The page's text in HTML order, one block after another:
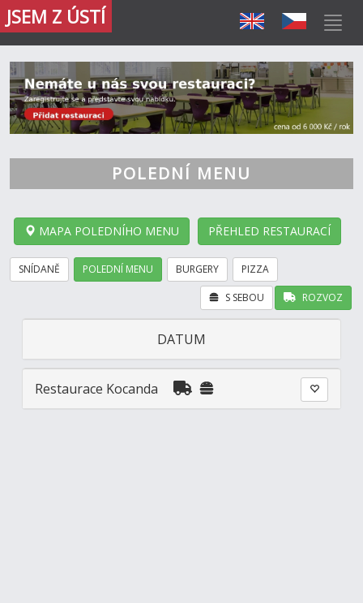
JSEM Z ÚSTÍ
POLEDNÍ MENU
MAPA POLEDNÍHO MENU PŘEHLED RESTAURACÍ
SNÍDANĚ POLEDNÍ MENU BURGERY PIZZA
ROZVOZ
S SEBOU
DATUM
Restaurace Kocanda